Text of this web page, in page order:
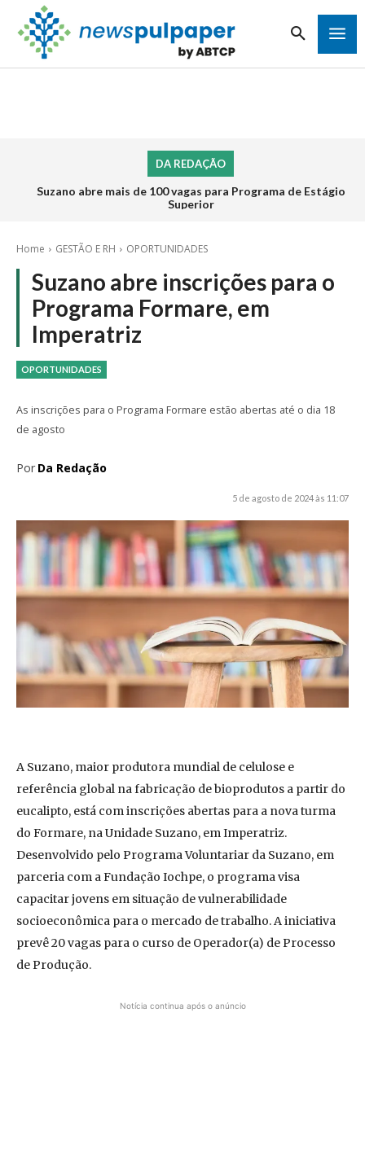
DA REDAÇÃO
Suzano abre mais de 100 vagas para Programa de Estágio
Superior
Home GESTÃO E RH OPORTUNIDADES
Suzano abre inscrições para o
Programa Formare, em
Imperatriz
OPORTUNIDADES
As inscrições para o Programa Formare estão abertas até o dia 18
de agosto
Por Da Redação
5 de agosto de 2024 às 11:07
A Suzano, maior produtora mundial de celulose e
referência global na fabricação de bioprodutos a partir do
eucalipto, está com inscrições abertas para a nova turma
do Formare, na Unidade Suzano, em Imperatriz.
Desenvolvido pelo Programa Voluntariar da Suzano, em
parceria com a Fundação Iochpe, o programa visa
capacitar jovens em situação de vulnerabilidade
socioeconômica para o mercado de trabalho. A iniciativa
prevê 20 vagas para o curso de Operador(a) de Processo
de Produção.
Notícia continua após o anúncio